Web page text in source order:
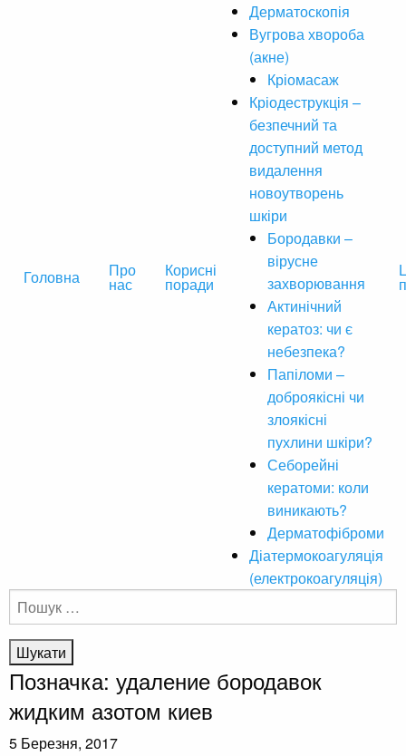
Головна Про
нас
Корисні
поради
Дерматоскопія
Вугрова хвороба
(акне)
Кріомасаж
Кріодеструкція –
безпечний та
доступний метод
видалення
новоутворень
шкіри
Бородавки –
вірусне
захворювання
Актинічний
кератоз: чи є
небезпека?
Папіломи –
доброякісні чи
злоякісні
пухлини шкіри?
Себорейні
кератоми: коли
виникають?
Дерматофіброми
Діатермокоагуляція
(електрокоагуляція)
Пошук:
Позначка: удаление бородавок
жидким азотом киев
5 Березня, 2017